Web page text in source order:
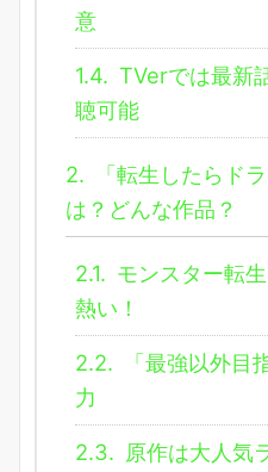
意
1.4. TVerでは最新
聴可能
2.
「転生したらド
は？どんな作品？
2.1. モンスター転
熱い！
2.2.
「最強以外目
力
2.3. 原作は大人気